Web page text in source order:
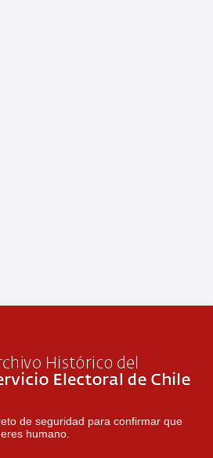
de seguridad para confirmar que
eres humano.